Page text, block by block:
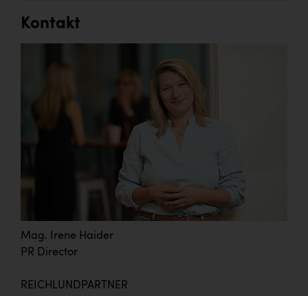
Kontakt
Mag. Irene Haider
PR Director
REICHLUNDPARTNER